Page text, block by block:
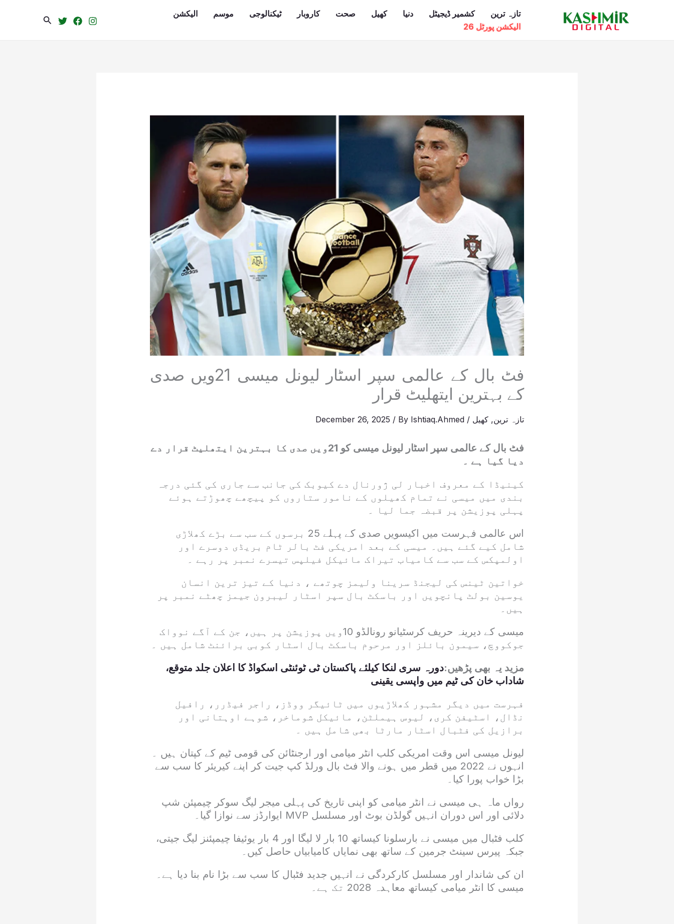
تازہ ترین کشمیر ڈیجیٹل دنیا کھیل صحت کاروبار ٹیکنالوجی موسم
الیکشن
الیکشن پورٹل 26
Search
فٹ بال کے عالمی سپر اسٹار لیونل میسی 21ویں صدی
کے بہترین ایتھلیٹ قرار
تازہ ترین, کھیل /
December 26, 2025 / By Ishtiaq.Ahmed
فٹ بال کے عالمی سپر اسٹار لیونل میسی کو 21ویں صدی کا بہترین ایتھلیٹ قرار دے
دیا گیا ہے ۔
کینیڈا کے معروف اخبار لی ژورنال دے کیوبک کی جانب سے جاری کی گئی درجہ
بندی میں میسی نے تمام کھیلوں کے نامور ستاروں کو پیچھے چھوڑتے ہوئے
پہلی پوزیشن پر قبضہ جما لیا ۔
اس عالمی فہرست میں اکیسویں صدی کے پہلے 25 برسوں کے سب سے بڑے کھلاڑی
شامل کیے گئے ہیں۔ میسی کے بعد امریکی فٹ بالر ٹام بریڈی دوسرے اور
اولمپکس کے سب سے کامیاب تیراک مائیکل فیلپس تیسرے نمبر پر رہے ۔
خواتین ٹینس کی لیجنڈ سرینا ولیمز چوتھے ، دنیا کے تیز ترین انسان
یوسین بولٹ پانچویں اور باسکٹ بال سپر اسٹار لیبرون جیمز چھٹے نمبر پر
ہیں۔
میسی کے دیرینہ حریف کرسٹیانو رونالڈو 10ویں پوزیشن پر ہیں، جن کے آگے نوواک
جوکووچ، سیمون بائلز اور مرحوم باسکٹ بال اسٹار کوبی برائنٹ شامل ہیں ۔
مزید یہ بھی پڑھیں:دورہ سری لنکا کیلئے پاکستان ٹی ٹوئنٹی اسکواڈ کا اعلان جلد متوقع،
شاداب خان کی ٹیم میں واپسی یقینی
فہرست میں دیگر مشہور کھلاڑیوں میں ٹائیگر ووڈز، راجر فیڈرر، رافیل
نڈال، اسٹیفن کری، لیوس ہیملٹن، مائیکل شوماخر، شوہے اوہتانی اور
برازیل کی فٹبال اسٹار مارٹا بھی شامل ہیں ۔
لیونل میسی اس وقت امریکی کلب انٹر میامی اور ارجنٹائن کی قومی ٹیم کے کپتان ہیں ۔
انہوں نے 2022 میں قطر میں ہونے والا فٹ بال ورلڈ کپ جیت کر اپنے کیریئر کا سب سے
بڑا خواب پورا کیا۔
رواں ماہ ہی میسی نے انٹر میامی کو اپنی تاریخ کی پہلی میجر لیگ سوکر چیمپئن شپ
دلائی اور اس دوران انہیں گولڈن بوٹ اور مسلسل MVP ایوارڈز سے نوازا گیا۔
کلب فٹبال میں میسی نے بارسلونا کیساتھ 10 بار لا لیگا اور 4 بار یوئیفا چیمپئنز لیگ جیتی،
جبکہ پیرس سینٹ جرمین کے ساتھ بھی نمایاں کامیابیاں حاصل کیں۔
ان کی شاندار اور مسلسل کارکردگی نے انہیں جدید فٹبال کا سب سے بڑا نام بنا دیا ہے۔
میسی کا انٹر میامی کیساتھ معاہدہ 2028 تک ہے۔